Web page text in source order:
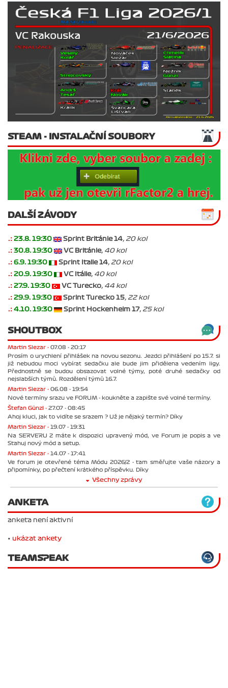
STEAM - INSTALAČNÍ SOUBORY
DALŠÍ ZÁVODY
.: 23.8. 19:30 Sprint Británie 14, 20 kol
.: 30.8. 19:30 VC Británie, 40 kol
.: 6.9. 19:30 Sprint Italie 14, 20 kol
.: 20.9. 19:30 VC Itálie, 40 kol
.: 27.9. 19:30 VC Turecko, 44 kol
.: 29.9. 19:30 Sprint Turecko 15, 22 kol
.: 4.10. 19:30 Sprint Hockenheim 17, 25 kol
SHOUTBOX
Martin Slezar - 07.08 - 20:17
Prosím o urychlení přihlášek na novou sezonu. Jezdci přihlášení po 15.7. si
již nebudou moci vybírat sedačku ale bude jim přidělena vedením ligy.
Přednostně se budou obsazovat volné týmy, poté druhé sedačky od
nejslabších týmů. Rozdělení týmů 16.7.
Martin Slezar - 06.08 - 19:54
Nové termíny srazu ve FORUM - koukněte a zapište své volné termíny.
Štefan Günzl - 27.07 - 08:45
Ahoj kluci, jak to vidíte se srazem ? Už je nějaký termín? Díky
Martin Slezar - 19.07 - 19:31
Na SERVERU 2 máte k dispozici upravený mód, ve Forum je popis a ve
Stahuj nový mód a setup.
Martin Slezar - 14.07 - 17:41
Ve forum je otevřené téma Módu 2026/2 - tam směřujte vaše názory a
připomínky, po přečtení krátkého příspěvku. Díky
Všechny zprávy
ANKETA
anketa není aktivní
• ukázat ankety
TEAMSPEAK